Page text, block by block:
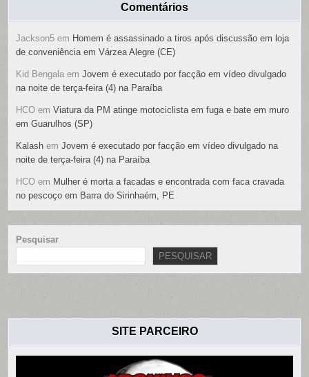
Comentários
Jackson5 em Homem é assassinado a tiros após discussão em loja
de conveniência em Várzea Alegre (CE)
Kid Bengala emJovem é executado por facção em vídeo divulgado
na noite de terça-feira (4) na Paraíba
HCO emViatura da PM atinge motociclista em fuga e bate em muro
em Guarulhos (SP)
Kalash emJovem é executado por facção em vídeo divulgado na
noite de terça-feira (4) na Paraíba
HCO em Mulher é morta a facadas e encontrada com faca cravada
no pescoço em Barra do Sirinhaém, PE
Pesquisar
PESQUISAR
SITE PARCEIRO